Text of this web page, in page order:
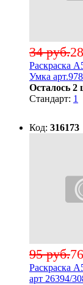
34 руб.
Раскраска
Умка
Осталось 2
Стандарт: 1
Код: 316173
95 руб.
Раскраска
арт 26394/